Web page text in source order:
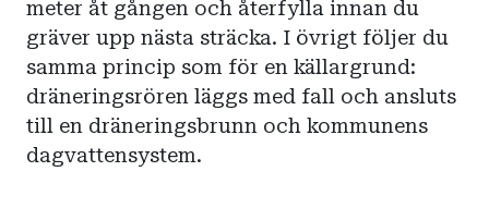
meter åt gången och återfylla innan du
gräver upp nästa sträcka. I övrigt följer du
samma princip som för en källargrund:
dräneringsrören läggs med fall och ansluts
till en dräneringsbrunn och kommunens
dagvattensystem.